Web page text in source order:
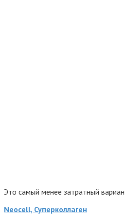
Это самый менее затратный
Neocell, Суперколлаген